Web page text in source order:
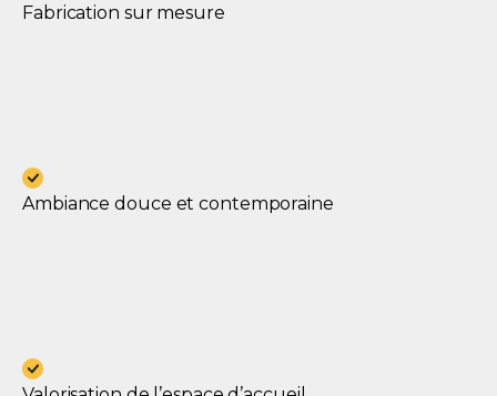
Fabrication sur mesure
Ambiance douce et contemporaine